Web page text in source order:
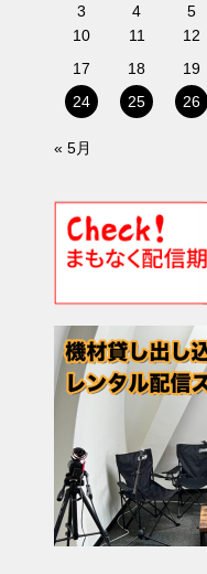
3
4 5
10
11 12
17
18 19
24
25 26
« 5月